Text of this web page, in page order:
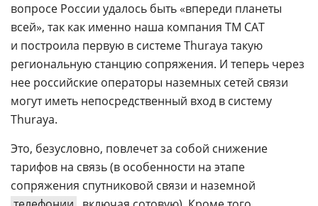
вопросе России удалось быть «впереди планеты
всей», так как именно наша компания ТМ САТ
и построила первую в системе Thuraya такую
региональную станцию сопряжения. И теперь через
нее российские операторы наземных сетей связи
могут иметь непосредственный вход в систему
Thuraya.
Это, безусловно, повлечет за собой снижение
тарифов на связь (в особенности на этапе
сопряжения спутниковой связи и наземной